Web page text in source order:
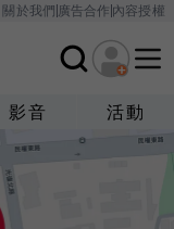
關於我們廣告合作內容授權
影音 活動